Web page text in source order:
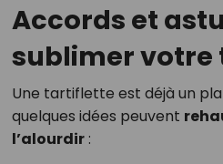
Accords et
sublimer
Une tartiflette est déjà un
quelques idées peuvent
l’alourdir: